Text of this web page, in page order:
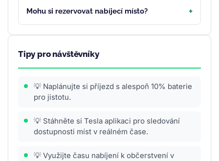
Mohu si rezervovat nabíjecí místo?
Tipy pro návštěvníky
💡 Naplánujte si příjezd s alespoň 10% baterie
pro jistotu.
💡 Stáhněte si Tesla aplikaci pro sledování
dostupnosti míst v reálném čase.
💡 Využijte času nabíjení k občerstvení v